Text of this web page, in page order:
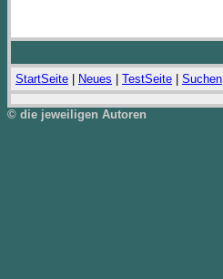
StartSeite Neues TestSeite Suchen
© die jeweiligen Autoren